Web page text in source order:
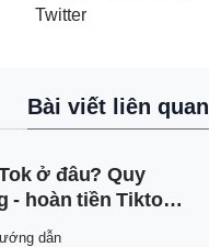
Twitter
Bài viết liên quan
ở đâu? Quy
- hoàn tiền Tiktok
dẫn